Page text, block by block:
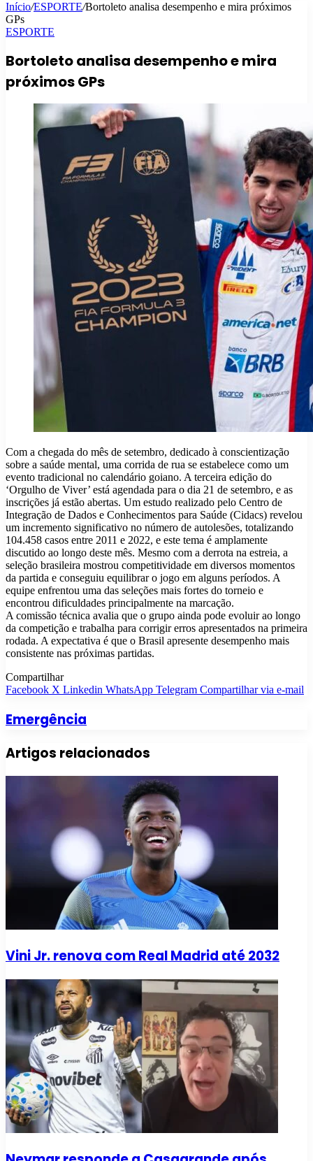
Início/ESPORTE/Bortoleto analisa desempenho e mira próximos
GPs
ESPORTE
Bortoleto analisa desempenho e mira
próximos GPs
Com a chegada do mês de setembro, dedicado à conscientização
sobre a saúde mental, uma corrida de rua se estabelece como um
evento tradicional no calendário goiano. A terceira edição do
‘Orgulho de Viver’ está agendada para o dia 21 de setembro, e as
inscrições já estão abertas. Um estudo realizado pelo Centro de
Integração de Dados e Conhecimentos para Saúde (Cidacs) revelou
um incremento significativo no número de autolesões, totalizando
104.458 casos entre 2011 e 2022, e este tema é amplamente
discutido ao longo deste mês. Mesmo com a derrota na estreia, a
seleção brasileira mostrou competitividade em diversos momentos
da partida e conseguiu equilibrar o jogo em alguns períodos. A
equipe enfrentou uma das seleções mais fortes do torneio e
encontrou dificuldades principalmente na marcação.
A comissão técnica avalia que o grupo ainda pode evoluir ao longo
da competição e trabalha para corrigir erros apresentados na primeira
rodada. A expectativa é que o Brasil apresente desempenho mais
consistente nas próximas partidas.
Compartilhar
Facebook X Linkedin WhatsApp Telegram Compartilhar via e-mail
Emergência
Artigos relacionados
Vini Jr. renova com Real Madrid até 2032